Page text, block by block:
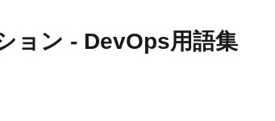
ョン - DevOps用語集